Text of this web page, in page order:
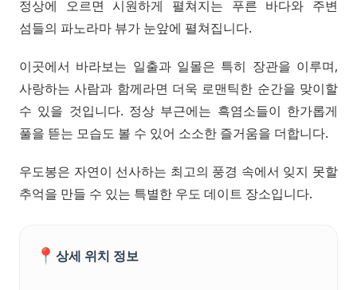
정상에 오르면 시원하게 펼쳐지는 푸른 바다와 주변
섬들의 파노라마 뷰가 눈앞에 펼쳐집니다.
이곳에서 바라보는 일출과 일몰은 특히 장관을 이루며,
사랑하는 사람과 함께라면 더욱 로맨틱한 순간을 맞이할
수 있을 것입니다. 정상 부근에는 흑염소들이 한가롭게
풀을 뜯는 모습도 볼 수 있어 소소한 즐거움을 더합니다.
우도봉은 자연이 선사하는 최고의 풍경 속에서 잊지 못할
추억을 만들 수 있는 특별한 우도 데이트 장소입니다.
📍 상세 위치 정보